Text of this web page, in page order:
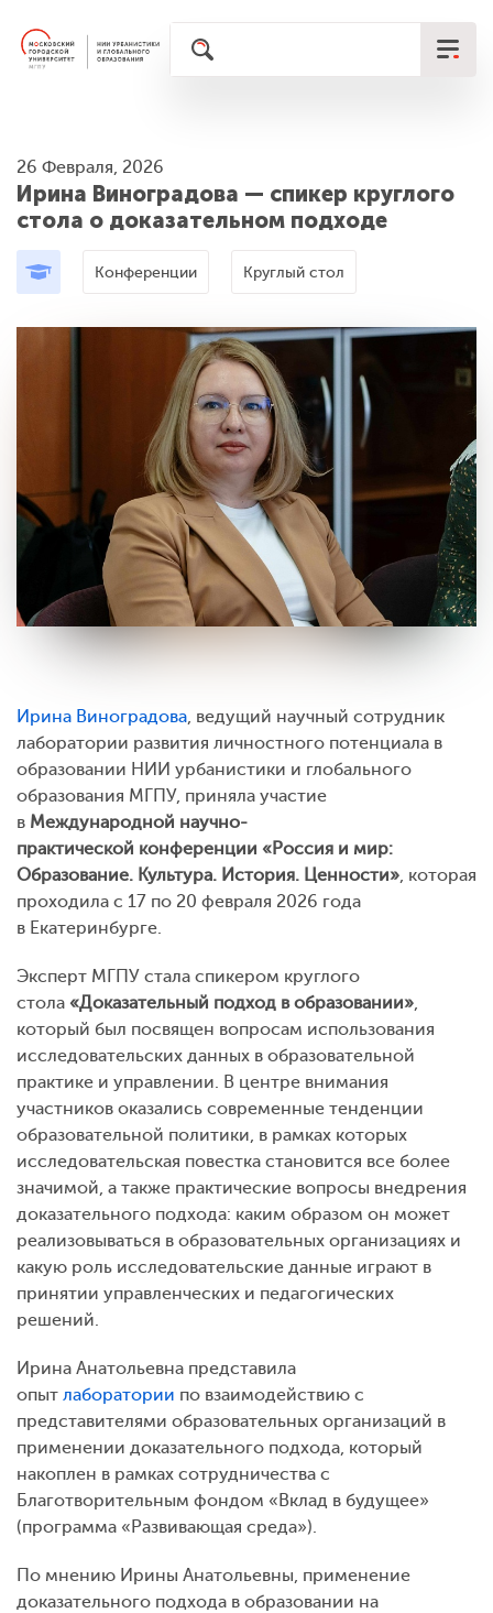
26 Февраля, 2026
Ирина Виноградова — спикер круглого
стола о доказательном подходе
Конференции Круглый стол
Ирина Виноградова, ведущий научный сотрудник
лаборатории развития личностного потенциала в
образовании НИИ урбанистики и глобального
образования МГПУ, приняла участие
в Международной научно-
практической конференции «Россия и мир:
Образование. Культура. История. Ценности», которая
проходила с 17 по 20 февраля 2026 года
в Екатеринбурге.
Эксперт МГПУ стала спикером круглого
стола «Доказательный подход в образовании»,
который был посвящен вопросам использования
исследовательских данных в образовательной
практике и управлении. В центре внимания
участников оказались современные тенденции
образовательной политики, в рамках которых
исследовательская повестка становится все более
значимой, а также практические вопросы внедрения
доказательного подхода: каким образом он может
реализовываться в образовательных организациях и
какую роль исследовательские данные играют в
принятии управленческих и педагогических
решений.
Ирина Анатольевна представила
опыт лаборатории по взаимодействию с
представителями образовательных организаций в
применении доказательного подхода, который
накоплен в рамках сотрудничества с
Благотворительным фондом «Вклад в будущее»
(программа «Развивающая среда»).
По мнению Ирины Анатольевны, применение
доказательного подхода в образовании на